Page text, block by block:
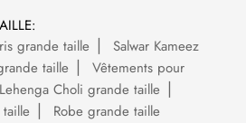
grande taille
Salwar Kameez
taille
Vêtements pour
Lehenga Choli grande taille
Robe grande taille